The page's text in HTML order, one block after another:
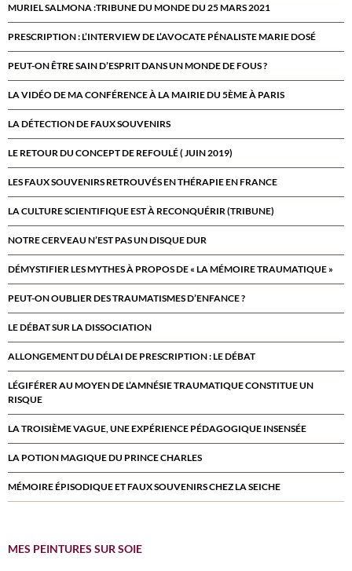
MURIEL SALMONA :TRIBUNE DU MONDE DU 25 MARS 2021
PRESCRIPTION : L’INTERVIEW DE L’AVOCATE PÉNALISTE MARIE DOSÉ
PEUT-ON ÊTRE SAIN D’ESPRIT DANS UN MONDE DE FOUS ?
LA VIDÉO DE MA CONFÉRENCE À LA MAIRIE DU 5ÈME À PARIS
LA DÉTECTION DE FAUX SOUVENIRS
LE RETOUR DU CONCEPT DE REFOULÉ ( JUIN 2019)
LES FAUX SOUVENIRS RETROUVÉS EN THÉRAPIE EN FRANCE
LA CULTURE SCIENTIFIQUE EST À RECONQUÉRIR (TRIBUNE)
NOTRE CERVEAU N’EST PAS UN DISQUE DUR
DÉMYSTIFIER LES MYTHES À PROPOS DE « LA MÉMOIRE TRAUMATIQUE »
PEUT-ON OUBLIER DES TRAUMATISMES D’ENFANCE ?
LE DÉBAT SUR LA DISSOCIATION
ALLONGEMENT DU DÉLAI DE PRESCRIPTION : LE DÉBAT
LÉGIFÉRER AU MOYEN DE L’AMNÉSIE TRAUMATIQUE CONSTITUE UN
RISQUE
LA TROISIÈME VAGUE, UNE EXPÉRIENCE PÉDAGOGIQUE INSENSÉE
LA POTION MAGIQUE DU PRINCE CHARLES
MÉMOIRE ÉPISODIQUE ET FAUX SOUVENIRS CHEZ LA SEICHE
MES PEINTURES SUR SOIE